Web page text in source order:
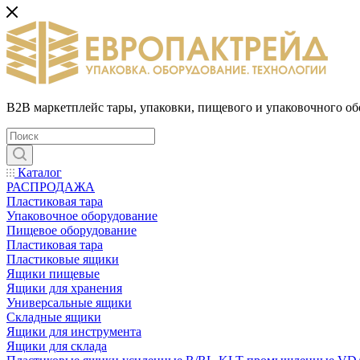
B2B маркетплейс тары, упаковки, пищевого и упаковочного
Каталог
РАСПРОДАЖА
Пластиковая тара
Упаковочное оборудование
Пищевое оборудование
Пластиковая тара
Пластиковые ящики
Ящики пищевые
Ящики для хранения
Универсальные ящики
Складные ящики
Ящики для инструмента
Ящики для склада